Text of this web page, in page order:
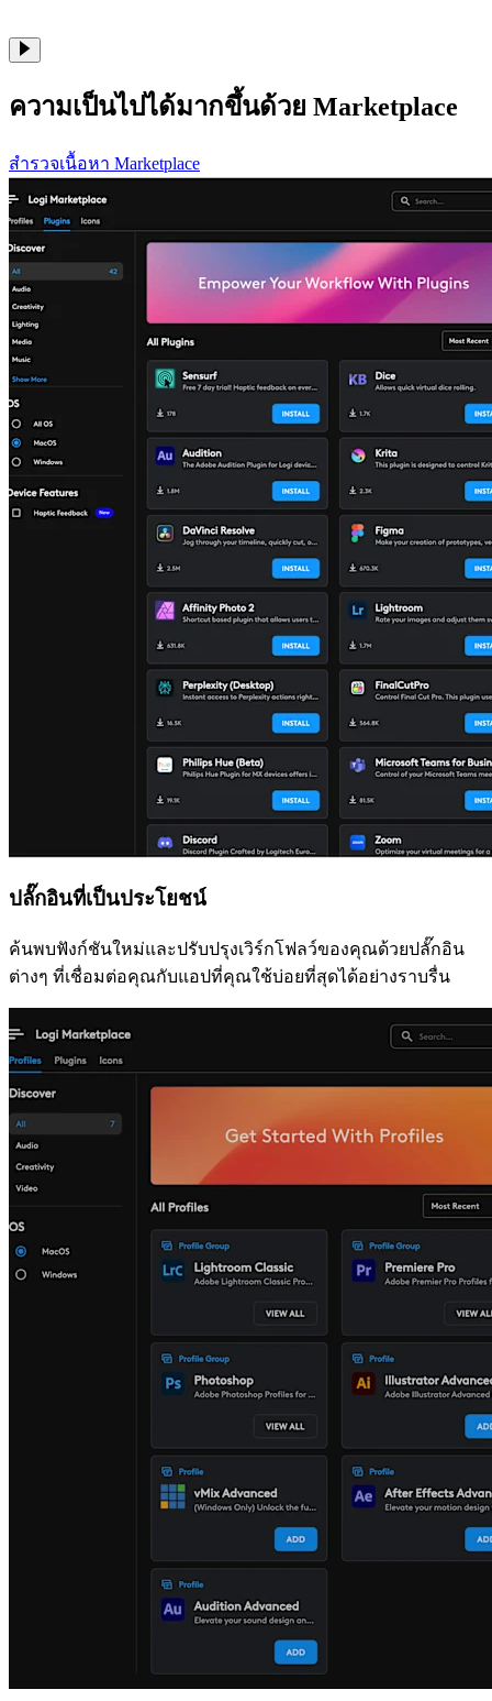
ความเป็นไปได้มากขึ้นด้วย Marketplace
สำรวจเนื้อหา Marketplace
ปลั๊กอินที่เป็นประโยชน์
ค้นพบฟังก์ชันใหม่และปรับปรุงเวิร์กโฟลว์ของคุณด้วยปลั๊กอิน
ต่างๆ ที่เชื่อมต่อคุณกับแอปที่คุณใช้บ่อยที่สุดได้อย่างราบรื่น